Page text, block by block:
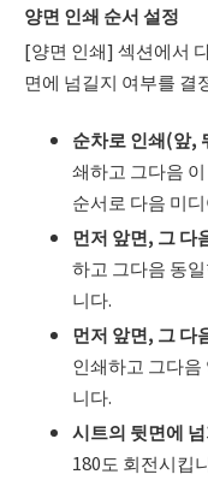
양면 인쇄 순서 설정
[양면 인쇄] 섹션에서
면에 넘길지 여부를 결
순차로 인쇄(앞,
쇄하고 그다음
순서로 다음 미
먼저 앞면, 그 다
하고 그다음 동
니다.
먼저 앞면, 그 다
인쇄하고 그다
니다.
시트의 뒷면에
180도 회전시킵